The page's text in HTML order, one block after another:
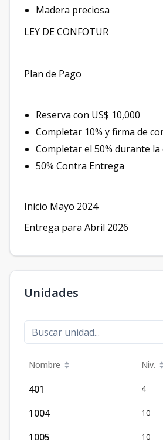
Madera preciosa
LEY DE CONFOTUR
Plan de Pago
Reserva con US$ 10,000
Completar 10% y firma de
Completar el 50% durante
50% Contra Entrega
Inicio Mayo 2024
Entrega para Abril 2026
Unidades
Nombre Niv.
401 4
1004 10
1005 10